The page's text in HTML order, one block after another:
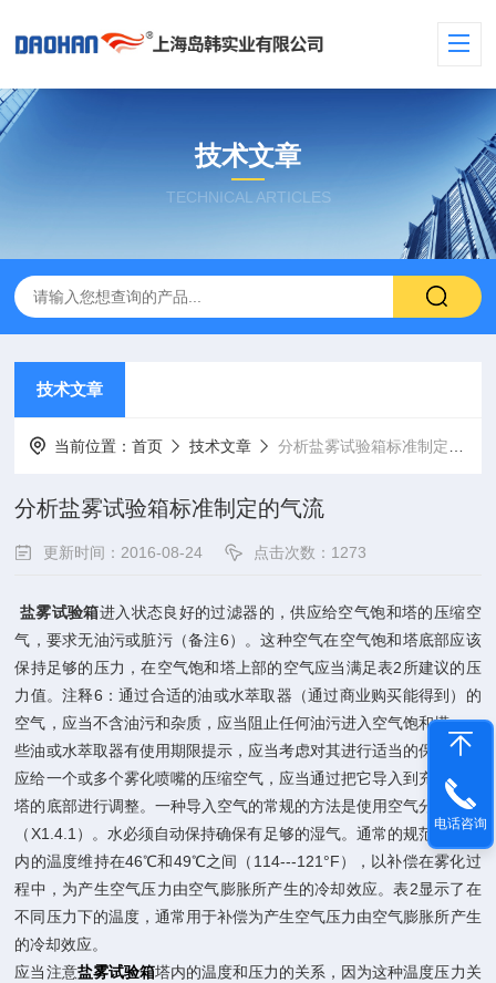
技术文章
TECHNICAL ARTICLES
技术文章
当前位置：首页 技术文章 分析盐雾试验箱标准制定的气流
分析盐雾试验箱标准制定的气流
更新时间：2016-08-24 点击次数：1273
盐雾试验箱进入状态良好的过滤器的，供应给空气饱和塔的压缩空
气，要求无油污或脏污（备注6）。这种空气在空气饱和塔底部应该
保持足够的压力，在空气饱和塔上部的空气应当满足表2所建议的压
力值。注释6：通过合适的油或水萃取器（通过商业购买能得到）的
空气，应当不含油污和杂质，应当阻止任何油污进入空气饱和塔。一
些油或水萃取器有使用期限提示，应当考虑对其进行适当的保养。供
应给一个或多个雾化喷嘴的压缩空气，应当通过把它导入到充满水的
塔的底部进行调整。一种导入空气的常规的方法是使用空气分散装置
（X1.4.1）。水必须自动保持确保有足够的湿气。通常的规范是使塔
内的温度维持在46℃和49℃之间（114---121°F），以补偿在雾化过
程中，为产生空气压力由空气膨胀所产生的冷却效应。表2显示了在
不同压力下的温度，通常用于补偿为产生空气压力由空气膨胀所产生
的冷却效应。
应当注意盐雾试验箱塔内的温度和压力的关系，因为这种温度压力关
电话咨询